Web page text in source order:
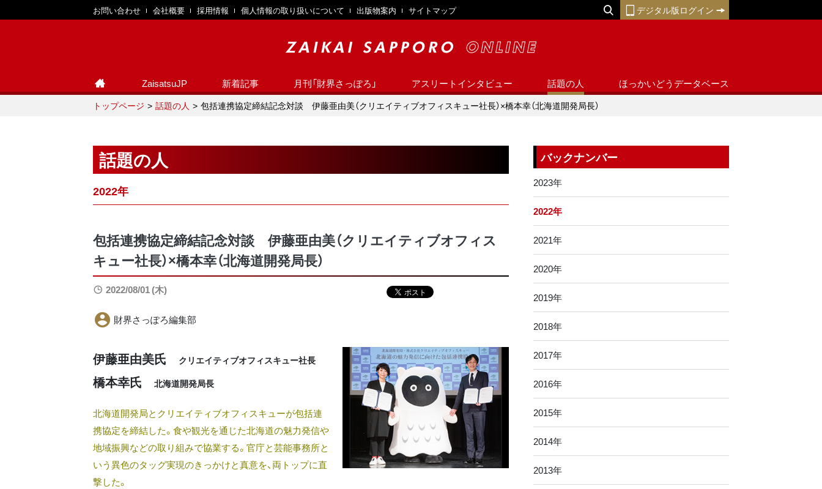
お問い合わせ 会社概要 採用情報 個人情報の取り扱いについて 出版物案内 サイトマップ デジタル版ログイン
ZaisatsuJP 新着記事 月刊「財界さっぽろ」 アスリートインタビュー 話題の人 ほっかいどうデータベース
トップページ 話題の人 包括連携協定締結記念対談 伊藤亜由美（クリエイティブオフィスキュー社長）×橋本幸（北海道開発局長）
話題の人
2022年
包括連携協定締結記念対談 伊藤亜由美（クリエイティブオフィス
キュー社長）×橋本幸（北海道開発局長）
2022/08/01 (木)
財界さっぽろ編集部
伊藤亜由美氏 クリエイティブオフィスキュー社長
橋本幸氏 北海道開発局長
北海道開発局とクリエイティブオフィスキューが包括連
携協定を締結した。食や観光を通じた北海道の魅力発信や
地域振興などの取り組みで協業する。官庁と芸能事務所と
いう異色のタッグ実現のきっかけと真意を、両トップに直
撃した。
バックナンバー
2023年
2022年
2021年
2020年
2019年
2018年
2017年
2016年
2015年
2014年
2013年